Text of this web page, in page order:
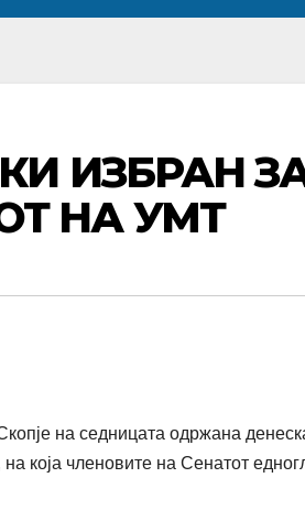
ИЗБРАН
НА УМТ
на седницата одржана
која членовите на Сенатот